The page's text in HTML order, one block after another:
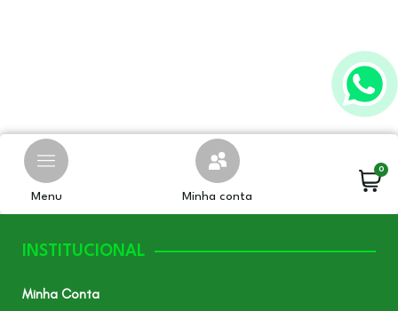
Menu Minha conta
0
INSTITUCIONAL
Minha Conta